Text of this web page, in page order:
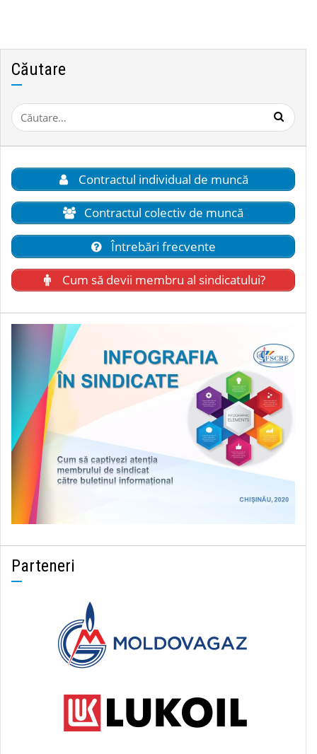
Căutare
Contractul individual de muncă
Contractul colectiv de muncă
Întrebări frecvente
Cum să devii membru al sindicatului?
Parteneri